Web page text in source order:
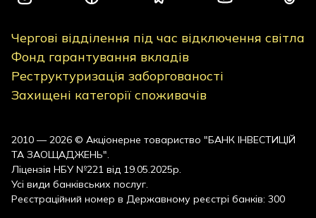
Чергові відділення під час відключення світла
Фонд гарантування вкладів
Реструктуризація заборгованості
Захищені категорії споживачів
2010 — 2026 © Акціонерне товариство "БАНК ІНВЕСТИЦІЙ
ТА ЗАОЩАДЖЕНЬ".
Ліцензія НБУ №221 від 19.05.2025р.
Усі види банківських послуг.
Реєстраційний номер в Державному реєстрі банків: 300